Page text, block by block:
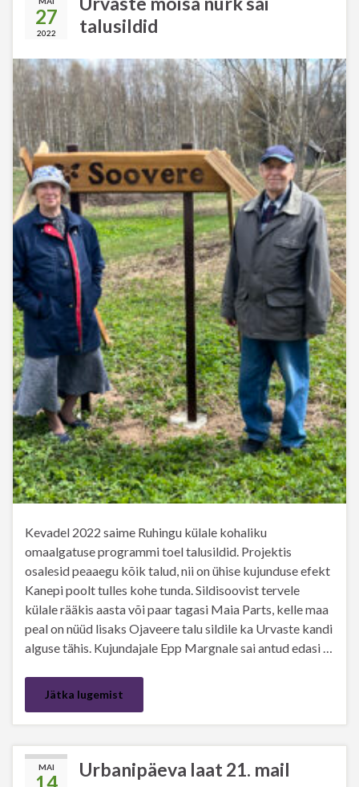
27
2022
talusildid
Kevadel 2022 saime Ruhingu külale kohaliku
omaalgatuse programmi toel talusildid. Projektis
osalesid peaaegu kõik talud, nii on ühise kujunduse efekt
Kanepi poolt tulles kohe tunda. Sildisoovist tervele
külale rääkis aasta või paar tagasi Maia Parts, kelle maa
peal on nüüd lisaks Ojaveere talu sildile ka Urvaste kandi
alguse tähis. Kujundajale Epp Margnale sai antud edasi …
Jätka lugemist
MAI Urbanipäeva laat 21. mail